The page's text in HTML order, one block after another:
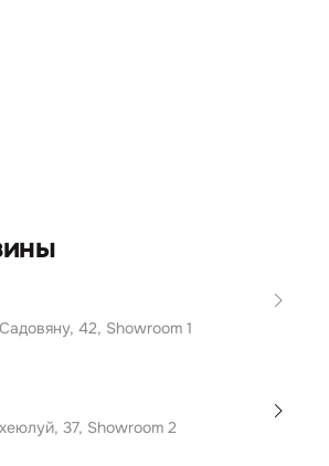
42, Showroom 1
37, Showroom 2